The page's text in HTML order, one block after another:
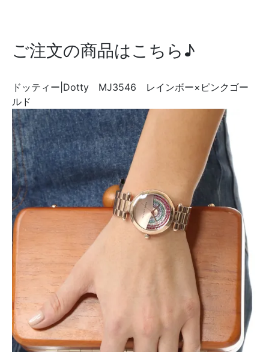
ご注文の商品はこちら♪
ドッティー|Dotty MJ3546 レインボー×ピンクゴー
ルド